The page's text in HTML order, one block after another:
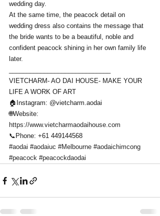
wedding day.
At the same time, the peacock detail on
wedding dress also contains the message that
the bride wants to be a beautiful, noble and
confident peacock shining in her own family life
later.
VIETCHARM- AO DAI HOUSE- MAKE YOUR
LIFE A WORK OF ART
🏠Instagram: @vietcharm.aodai
🌐Website:
https://www.vietcharmaodaihouse.com
📞Phone: +61 449144568
#aodai #aodaiuc #Melbourne #aodaichimcong
#peacock #peacockdaodai